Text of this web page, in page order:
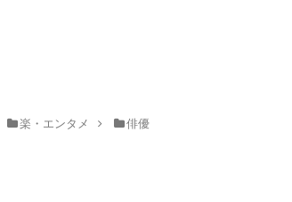
楽・エンタメ 俳優